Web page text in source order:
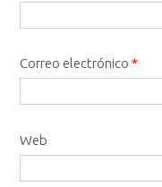
Correo electrónico *
Web